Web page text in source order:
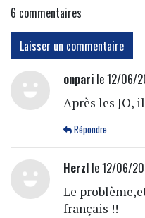
6 commentaires
Laisser un commentaire
onparile 12/06/
Après les JO,
Répondre
Herzlle 12/06/
Le
français !!